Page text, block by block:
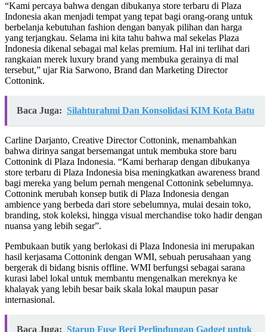
“Kami percaya bahwa dengan dibukanya store terbaru di Plaza
Indonesia akan menjadi tempat yang tepat bagi orang-orang untuk
berbelanja kebutuhan fashion dengan banyak pilihan dan harga
yang terjangkau. Selama ini kita tahu bahwa mal sekelas Plaza
Indonesia dikenal sebagai mal kelas premium. Hal ini terlihat dari
rangkaian merek luxury brand yang membuka gerainya di mal
tersebut,” ujar Ria Sarwono, Brand dan Marketing Director
Cottonink.
Baca Juga: Silahturahmi Dan Konsolidasi KIM Kota Batu
Carline Darjanto, Creative Director Cottonink, menambahkan
bahwa dirinya sangat bersemangat untuk membuka store baru
Cottonink di Plaza Indonesia. “Kami berharap dengan dibukanya
store terbaru di Plaza Indonesia bisa meningkatkan awareness brand
bagi mereka yang belum pernah mengenal Cottonink sebelumnya.
Cottonink merubah konsep butik di Plaza Indonesia dengan
ambience yang berbeda dari store sebelumnya, mulai desain toko,
branding, stok koleksi, hingga visual merchandise toko hadir dengan
nuansa yang lebih segar”.
Pembukaan butik yang berlokasi di Plaza Indonesia ini merupakan
hasil kerjasama Cottonink dengan WMI, sebuah perusahaan yang
bergerak di bidang bisnis offline. WMI berfungsi sebagai sarana
kurasi label lokal untuk membantu mengenalkan mereknya ke
khalayak yang lebih besar baik skala lokal maupun pasar
internasional.
Baca Juga: Starup Fuse Beri Perlindungan Gadget untuk